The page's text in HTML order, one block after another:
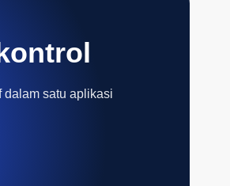
dalam satu aplikasi